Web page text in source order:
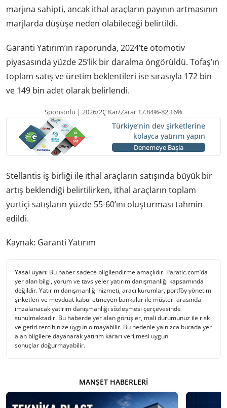
marjına sahipti, ancak ithal araçların payının artmasının
marjlarda düşüşe neden olabileceği belirtildi.
Garanti Yatırım’ın raporunda, 2024’te otomotiv
piyasasında yüzde 25’lik bir daralma öngörüldü. Tofaş’ın
toplam satış ve üretim beklentileri ise sırasıyla 172 bin
ve 149 bin adet olarak belirlendi.
Sponsorlu | 2026/2Ç Kar/Zarar 17.84%-82.16%
Türkiye’nin dev şirketlerine
kolayca yatırım yapın
Denemeye Başla
Stellantis iş birliği ile ithal araçların satışında büyük bir
artış beklendiği belirtilirken, ithal araçların toplam
yurtiçi satışların yüzde 55-60’ını oluşturması tahmin
edildi.
Kaynak: Garanti Yatırım
Yasal uyarı: Bu haber sadece bilgilendirme amaçlıdır. Paratic.com’da
yer alan bilgi, yorum ve tavsiyeler yatırım danışmanlığı kapsamında
değildir. Yatırım danışmanlığı hizmeti, aracı kurumlar, portföy yönetim
şirketleri ve mevduat kabul etmeyen bankalar ile müşteri arasında
imzalanacak yatırım danışmanlığı sözleşmesi çerçevesinde
sunulmaktadır. Bu haberde yer alan görüşler, mali durumunuz ile risk
ve getiri tercihinize uygun olmayabilir. Bu nedenle yalnızca burada yer
alan bilgilere dayanarak yatırım kararı verilmesi uygun
sonuçlar doğurmayabilir.
MANŞET HABERLERI